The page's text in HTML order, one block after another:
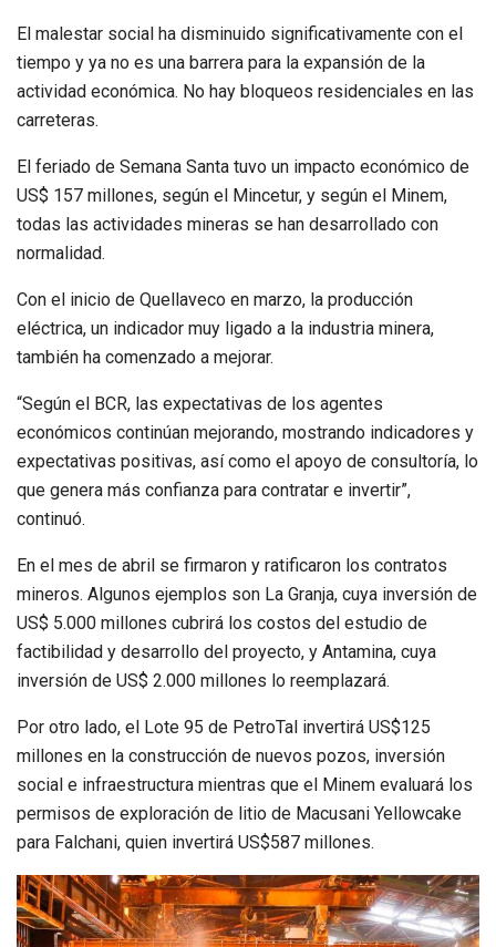
El malestar social ha disminuido significativamente con el
tiempo y ya no es una barrera para la expansión de la
actividad económica. No hay bloqueos residenciales en las
carreteras.
El feriado de Semana Santa tuvo un impacto económico de
US$ 157 millones, según el Mincetur, y según el Minem,
todas las actividades mineras se han desarrollado con
normalidad.
Con el inicio de Quellaveco en marzo, la producción
eléctrica, un indicador muy ligado a la industria minera,
también ha comenzado a mejorar.
“Según el BCR, las expectativas de los agentes
económicos continúan mejorando, mostrando indicadores y
expectativas positivas, así como el apoyo de consultoría, lo
que genera más confianza para contratar e invertir”,
continuó.
En el mes de abril se firmaron y ratificaron los contratos
mineros. Algunos ejemplos son La Granja, cuya inversión de
US$ 5.000 millones cubrirá los costos del estudio de
factibilidad y desarrollo del proyecto, y Antamina, cuya
inversión de US$ 2.000 millones lo reemplazará.
Por otro lado, el Lote 95 de PetroTal invertirá US$125
millones en la construcción de nuevos pozos, inversión
social e infraestructura mientras que el Minem evaluará los
permisos de exploración de litio de Macusani Yellowcake
para Falchani, quien invertirá US$587 millones.